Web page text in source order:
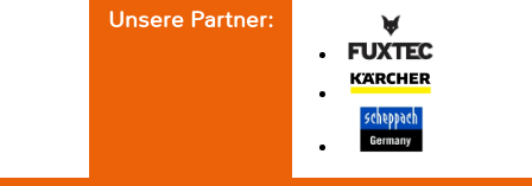
Unsere Partner: